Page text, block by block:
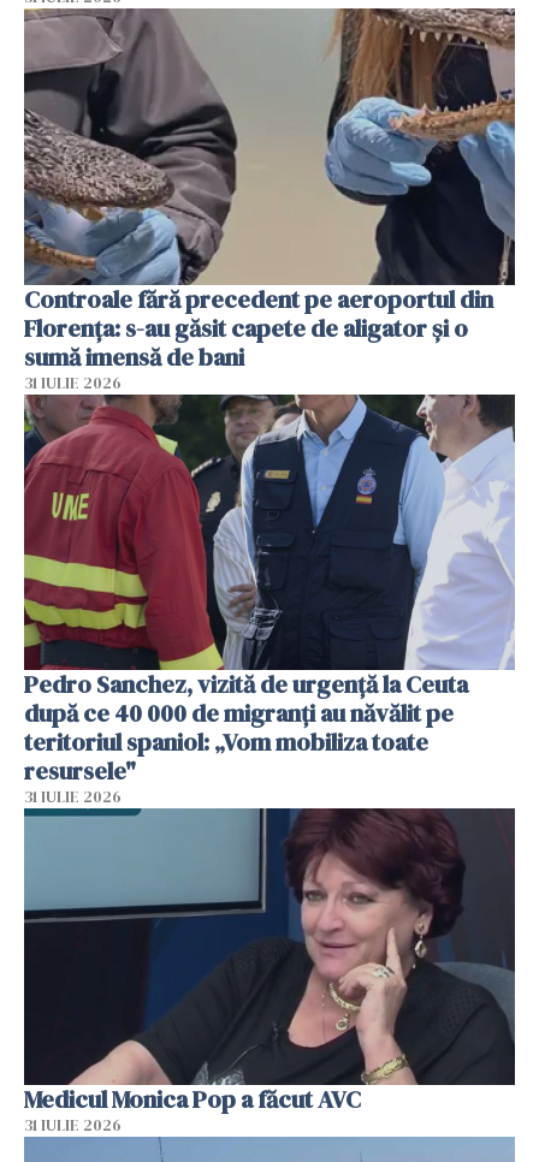
Controale fără precedent pe aeroportul din
Florența: s-au găsit capete de aligator și o
sumă imensă de bani
31 IULIE 2026
Pedro Sanchez, vizită de urgență la Ceuta
după ce 40 000 de migranți au năvălit pe
teritoriul spaniol: „Vom mobiliza toate
resursele"
31 IULIE 2026
Medicul Monica Pop a făcut AVC
31 IULIE 2026